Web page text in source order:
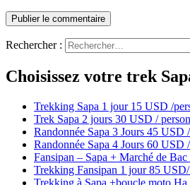
Rechercher :
Choisissez votre trek
Trekking Sapa 1 jour 15 USD /
Trek Sapa 2 jours 30 USD /
Randonnée Sapa 3 Jours 45 USD
Randonnée Sapa 4 Jours 60 USD
Fansipan – Sapa + Marché de
Trekking Fansipan 1 jour 85 USD/
Trekking à Sapa +boucle moto